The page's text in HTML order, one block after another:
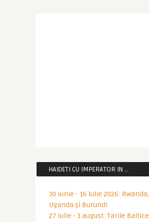
HAIDETI CU IMPERATOR IN …
30 iunie - 16 iulie 2026: Rwanda,
Uganda și Burundi
27 iulie - 3 august: Tarile Baltice